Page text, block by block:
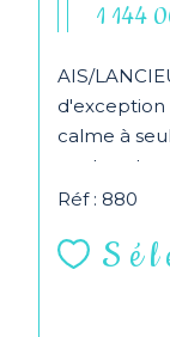
1 144
AIS/
d'exception
calme à
centre et
Réf : 880